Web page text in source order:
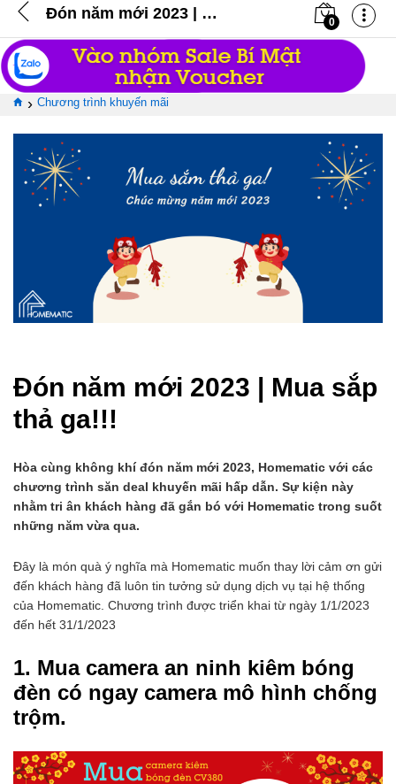
Đón năm mới 2023 | Mua sắp thả ga!!! (Đã kết thúc) 0
› Chương trình khuyến mãi
Đón năm mới 2023 | Mua sắp
thả ga!!!
Hòa cùng không khí đón năm mới 2023, Homematic với các
chương trình săn deal khuyến mãi hấp dẫn. Sự kiện này
nhằm tri ân khách hàng đã gắn bó với Homematic trong suốt
những năm vừa qua.
Đây là món quà ý nghĩa mà Homematic muốn thay lời cảm ơn gửi
đến khách hàng đã luôn tin tưởng sử dụng dịch vụ tại hệ thống
của Homematic. Chương trình được triển khai từ ngày 1/1/2023
đến hết 31/1/2023
1. Mua camera an ninh kiêm bóng
đèn có ngay camera mô hình chống
trộm.